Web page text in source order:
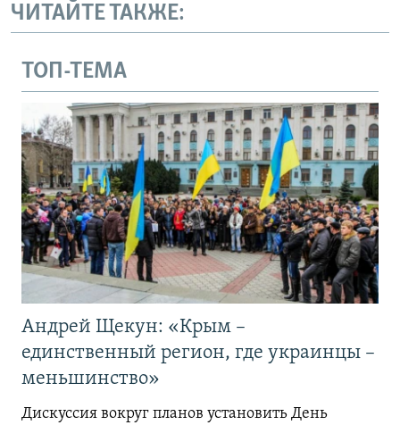
ЧИТАЙТЕ ТАКЖЕ:
ТОП-ТЕМА
Андрей Щекун: «Крым –
единственный регион, где украинцы –
меньшинство»
Дискуссия вокруг планов установить День